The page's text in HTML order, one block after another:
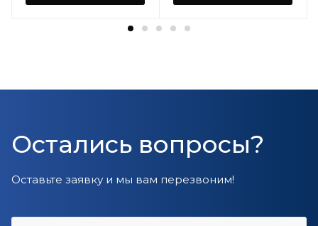
Остались вопросы?
Оставьте заявку и мы вам перезвоним!